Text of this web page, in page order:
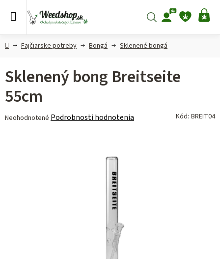
Hľadať
DomovFajčiarske potreby Bongá Sklenené bongá
Sklenený bong Breitseite
55cm
Priemerné
Neohodnotené Podrobnosti hodnotenia Kód: BREIT04